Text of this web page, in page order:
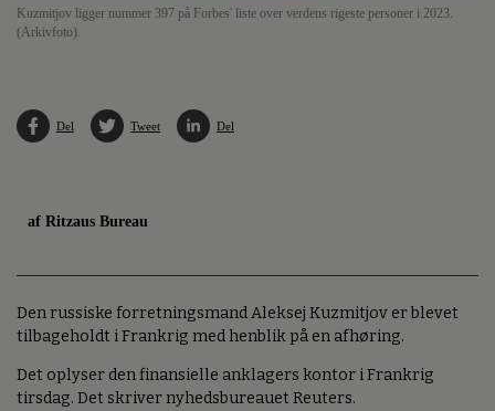
Kuzmitjov ligger nummer 397 på Forbes' liste over verdens rigeste personer i 2023.
(Arkivfoto).
Del Tweet Del
af Ritzaus Bureau
Den russiske forretningsmand Aleksej Kuzmitjov er blevet
tilbageholdt i Frankrig med henblik på en afhøring.
Det oplyser den finansielle anklagers kontor i Frankrig
tirsdag. Det skriver nyhedsbureauet Reuters.